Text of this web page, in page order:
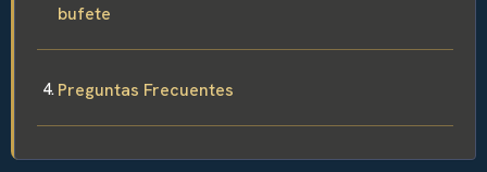
bufete
Preguntas Frecuentes